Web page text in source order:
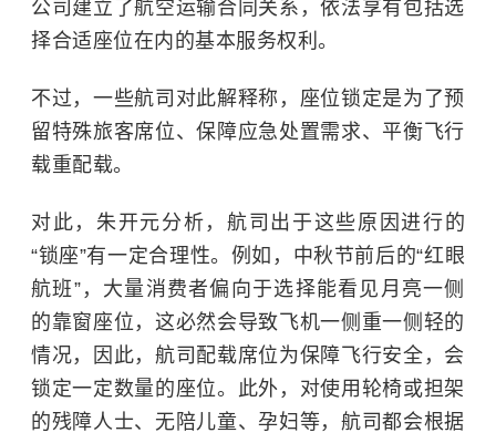
公司建立了航空运输合同关系，依法享有包括选
择合适座位在内的基本服务权利。
不过，一些航司对此解释称，座位锁定是为了预
留特殊旅客席位、保障应急处置需求、平衡飞行
载重配载。
对此，朱开元分析，航司出于这些原因进行的
“锁座”有一定合理性。例如，中秋节前后的“红眼
航班”，大量消费者偏向于选择能看见月亮一侧
的靠窗座位，这必然会导致飞机一侧重一侧轻的
情况，因此，航司配载席位为保障飞行安全，会
锁定一定数量的座位。此外，对使用轮椅或担架
的残障人士、无陪儿童、孕妇等，航司都会根据